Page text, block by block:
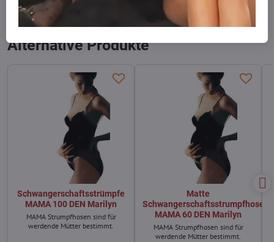
Facebook Reddit LinkedIn WhatsApp
mail
Alternative Produkte
Schwangerschaftsstrümpfe
MAMA 100 DEN Marilyn
MAMA Strumpfhosen sind für
werdende Mütter bestimmt.
Matte
Schwangerschaftsstrumpfhose
MAMA 60 DEN Marilyn
MAMA Strumpfhosen sind für
werdende Mütter bestimmt.